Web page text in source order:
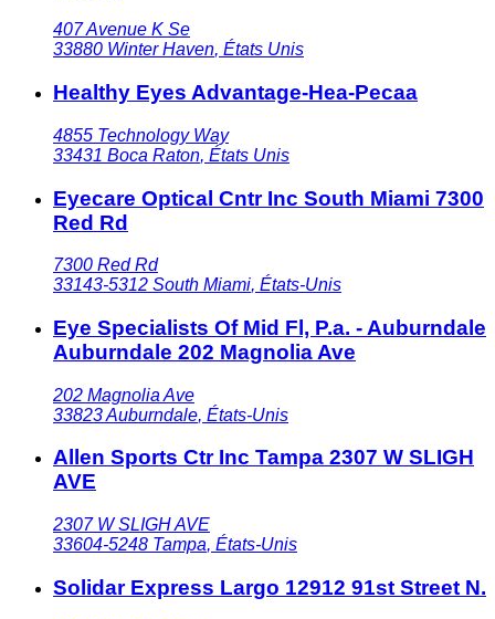
407 Avenue K Se
33880 Winter Haven, États Unis
Healthy Eyes Advantage-Hea-Pecaa
4855 Technology Way
33431 Boca Raton, États Unis
Eyecare Optical Cntr Inc South Miami 7300
Red Rd
7300 Red Rd
33143-5312 South Miami, États-Unis
Eye Specialists Of Mid Fl, P.a. - Auburndale
Auburndale 202 Magnolia Ave
202 Magnolia Ave
33823Auburndale, États-Unis
Allen Sports Ctr Inc Tampa 2307 W SLIGH
AVE
2307 W SLIGH AVE
33604-5248 Tampa, États-Unis
Solidar Express Largo 12912 91st Street N.